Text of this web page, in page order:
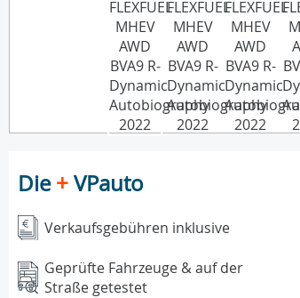
Die+VPauto
Verkaufsgebühren inklusive
Geprüfte Fahrzeuge & auf der
Straße getestet